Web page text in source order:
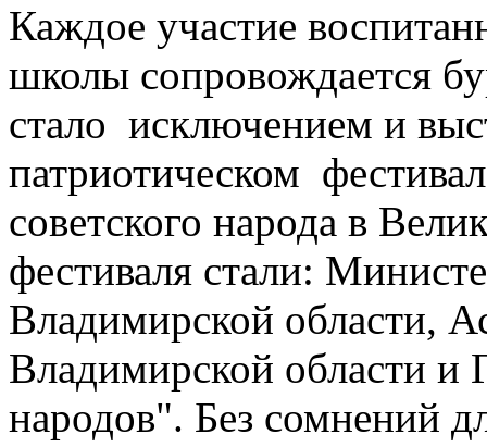
Каждое участие
школы сопровождается
стало исключением и
патриотическом
советского народа в
фестиваля стали:
Владимирской области,
Владимирской области
народов". Без сомнений